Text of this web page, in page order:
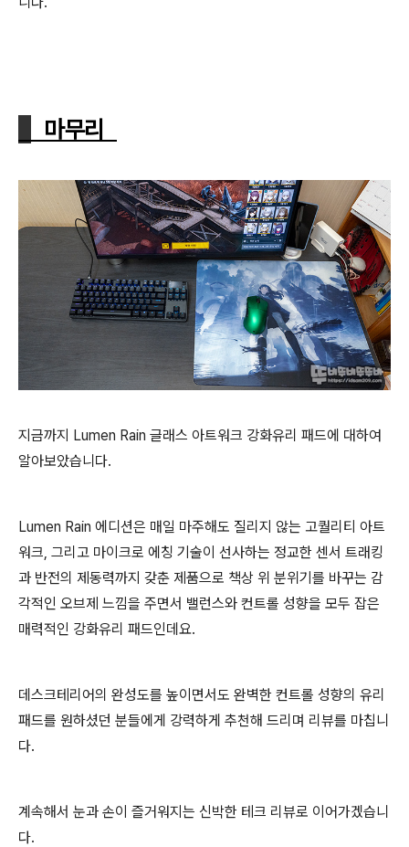
마무리
지금까지 Lumen Rain 글래스 아트워크 강화유리 패드에 대하여
알아보았습니다.
Lumen Rain 에디션은 매일 마주해도 질리지 않는 고퀄리티 아트
워크, 그리고 마이크로 에칭 기술이 선사하는 정교한 센서 트래킹
과 반전의 제동력까지 갖춘 제품으로 책상 위 분위기를 바꾸는 감
각적인 오브제 느낌을 주면서 밸런스와 컨트롤 성향을 모두 잡은
매력적인 강화유리 패드인데요.
데스크테리어의 완성도를 높이면서도 완벽한 컨트롤 성향의 유리
패드를 원하셨던 분들에게 강력하게 추천해 드리며 리뷰를 마칩니
다.
계속해서 눈과 손이 즐거워지는 신박한 테크 리뷰로 이어가겠습니
다.